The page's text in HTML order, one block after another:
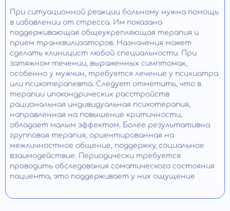
При ситуационной реакции больному нужна помощь
в избавлении от стресса. Им показана
поддерживающая общеукрепляющая терапия и
прием транквилизаторов. Назначения может
сделать клиницист любой специальности. При
затяжном течении, выраженных симптомах,
особенно у мужчин, требуется лечение у психиатра
или психотерапевта. Следует отметить, что в
терапии ипохондрических расстройств
рациональная индивидуальная психотерапия,
направленная на повышение критичности,
обладает малым эффектом. Более результативна
групповая терапия, ориентированная на
межличностное общение, поддержку, социальное
взаимодействие. Периодически требуется
проводить обследования соматического состояния
пациента, это поддерживает у них ощущение